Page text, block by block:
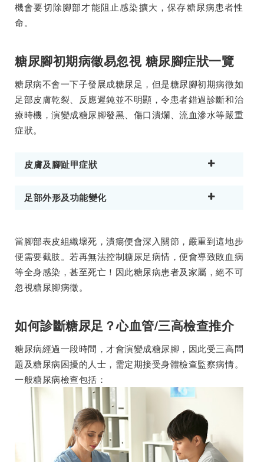
機會要切除腳部才能阻止感染擴大，保存糖尿病患者性
命。
糖尿腳初期病徵易忽視 糖尿腳症狀一覽
糖尿病不會一下子發展成糖尿足，但是糖尿腳初期病徵如
足部皮膚乾裂、反應遲鈍並不明顯，令患者錯過診斷和治
療時機，演變成糖尿腳發黑、傷口潰爛、流血滲水等嚴重
症狀。
皮膚及腳趾甲症狀
足部外形及功能變化
當腳部表皮組織壞死，潰瘍便會深入關節，嚴重到這地步
便需要截肢。若再無法控制糖尿足病情，便會導致敗血病
等全身感染，甚至死亡！因此糖尿病患者及家屬，絕不可
忽視糖尿腳病徵。
如何診斷糖尿足？心血管/三高檢查推介
糖尿病經過一段時間，才會演變成糖尿腳，因此受三高問
題及糖尿病困擾的人士，需定期接受身體檢查監察病情。
一般糖尿病檢查包括：